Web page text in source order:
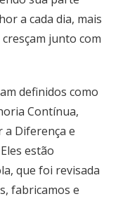
a cada dia, mais
junto com
definidos como
Contínua,
a Diferença e
estão
que foi revisada
fabricamos e